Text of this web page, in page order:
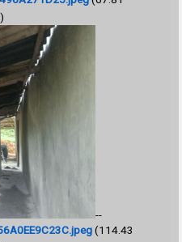
--
(114.43